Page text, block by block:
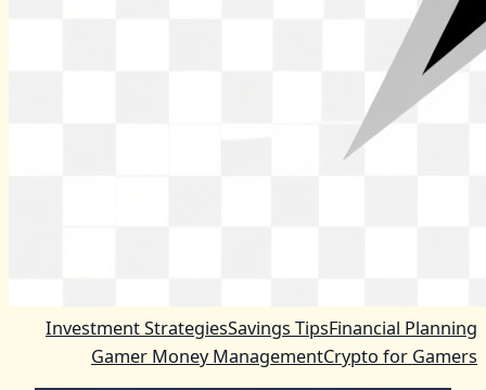
Investment StrategiesSavings TipsFinancial Planning
Gamer Money ManagementCrypto for Gamers